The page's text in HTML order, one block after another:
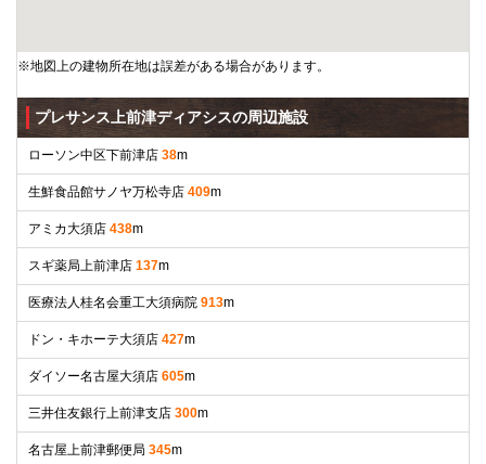
※地図上の建物所在地は誤差がある場合があります。
プレサンス上前津ディアシスの周辺施設
ローソン中区下前津店 38m
生鮮食品館サノヤ万松寺店 409m
アミカ大須店 438m
スギ薬局上前津店 137m
医療法人桂名会重工大須病院 913m
ドン・キホーテ大須店 427m
ダイソー名古屋大須店 605m
三井住友銀行上前津支店 300m
名古屋上前津郵便局 345m